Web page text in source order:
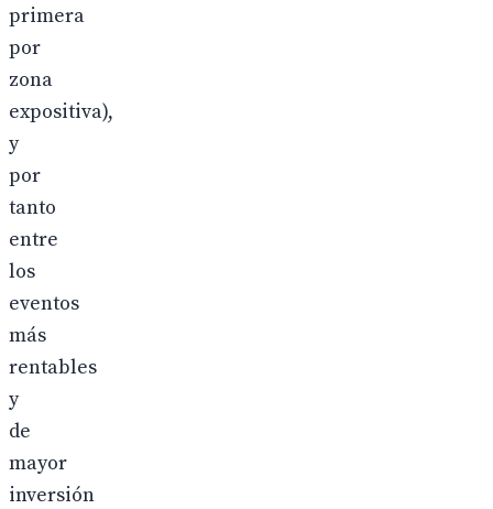
primera
por
zona
expositiva),
y
por
tanto
entre
los
eventos
más
rentables
y
de
mayor
inversión